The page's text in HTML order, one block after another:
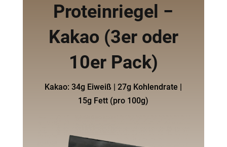
Prote­in­riegel −
Kakao (3er oder
10er Pack)
Kakao: 34g Eiweiß | 27g Kohlendrate |
15g Fett (pro 100g)